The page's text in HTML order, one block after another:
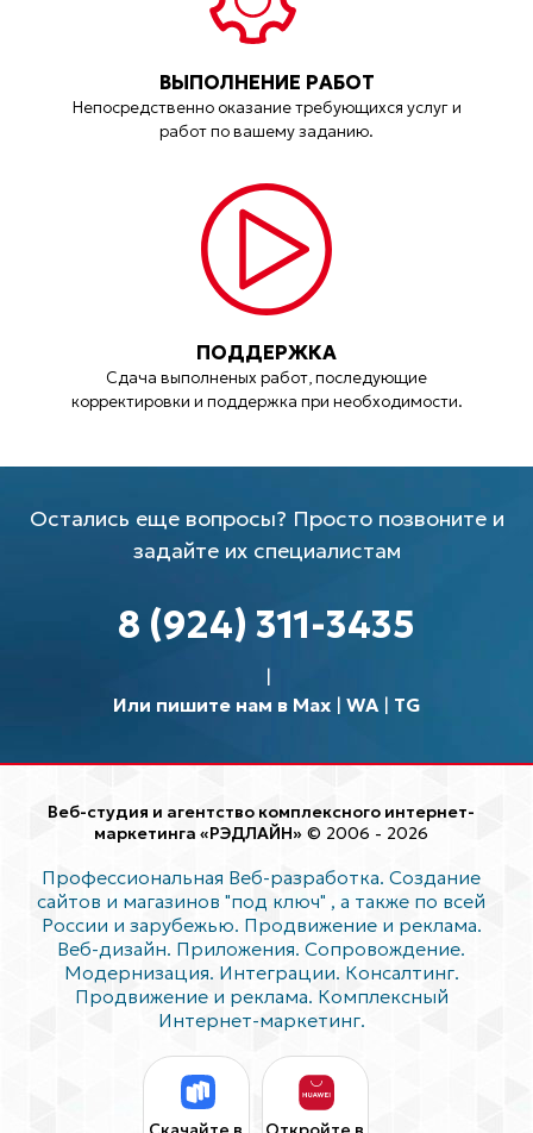
ВЫПОЛНЕНИЕ РАБОТ
Непосредственно оказание требующихся услуг и
работ по вашему заданию.
ПОДДЕРЖКА
Сдача выполненых работ, последующие
корректировки и поддержка при необходимости.
Остались еще вопросы? Просто позвоните и
задайте их специалистам
8 (924) 311-3435
Или пишите нам в Max| WA| TG
Веб-студия и агентство комплексного интернет-
маркетинга «РЭДЛАЙН» © 2006 - 2026
Профессиональная Веб-разработка. Создание
сайтов и магазинов "под ключ" , а также по всей
России и зарубежью. Продвижение и реклама.
Веб-дизайн. Приложения. Сопровождение.
Модернизация. Интеграции. Консалтинг.
Продвижение и реклама. Комплексный
Интернет-маркетинг.